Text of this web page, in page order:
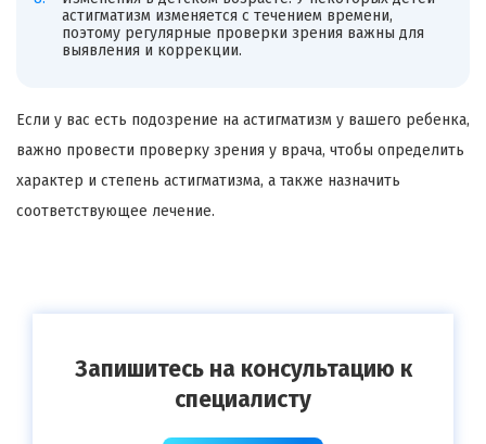
астигматизм изменяется с течением времени,
поэтому регулярные проверки зрения важны для
выявления и коррекции.
Если у вас есть подозрение на астигматизм у вашего ребенка,
важно провести проверку зрения у врача, чтобы определить
характер и степень астигматизма, а также назначить
соответствующее лечение.
Запишитесь на консультацию к
специалисту